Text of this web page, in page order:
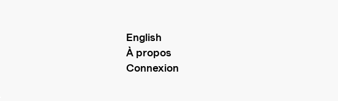
English
À propos
Connexion